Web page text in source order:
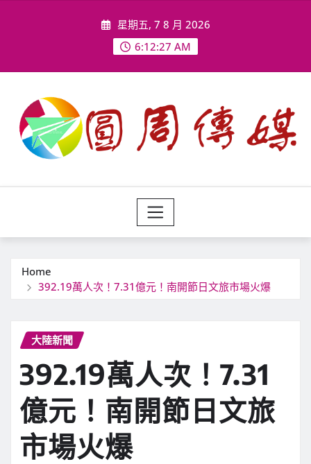
星期五, 7 8 月 2026
6:12:30 AM
Home
392.19萬人次！7.31億元！南開節日文旅市場火爆
大陸新聞
392.19萬人次！7.31
億元！南開節日文旅
市場火爆